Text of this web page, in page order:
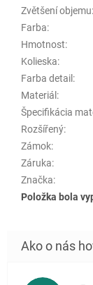
Zvětšení objemu:
Farba:
Hmotnost:
Kolieska:
Farba detail :
Materiál :
Špecifikácia
Rozšířený:
Zámok:
Záruka:
Značka:
Položka bola